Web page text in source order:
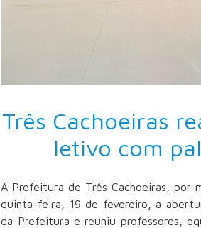
Três Cachoeiras
letivo com
A Prefeitura de Três Cachoeiras, por
quinta-feira, 19 de fevereiro, a
da Prefeitura e reuniu professores,